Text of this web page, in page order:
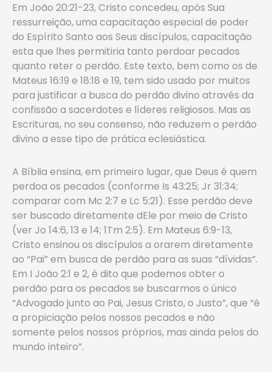
Em João 20:21-23, Cristo concedeu, após Sua
ressurreição, uma capacitação especial de poder
do Espírito Santo aos Seus discípulos, capacitação
esta que lhes permitiria tanto perdoar pecados
quanto reter o perdão. Este texto, bem como os de
Mateus 16:19 e 18:18 e 19, tem sido usado por muitos
para justificar a busca do perdão divino através da
confissão a sacerdotes e líderes religiosos. Mas as
Escrituras, no seu consenso, não reduzem o perdão
divino a esse tipo de prática eclesiástica.
A Bíblia ensina, em primeiro lugar, que Deus é quem
perdoa os pecados (conforme Is 43:25; Jr 31:34;
comparar com Mc 2:7 e Lc 5:21). Esse perdão deve
ser buscado diretamente dEle por meio de Cristo
(ver Jo 14:6, 13 e 14; 1Tm 2:5). Em Mateus 6:9-13,
Cristo ensinou os discípulos a orarem diretamente
ao “Pai” em busca de perdão para as suas “dívidas”.
Em I João 2:1 e 2, é dito que podemos obter o
perdão para os pecados se buscarmos o único
“Advogado junto ao Pai, Jesus Cristo, o Justo”, que “é
a propiciação pelos nossos pecados e não
somente pelos nossos próprios, mas ainda pelos do
mundo inteiro”.